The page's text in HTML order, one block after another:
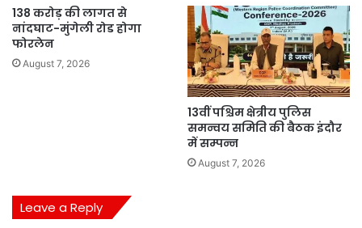
138 करोड़ की लागत से
नांदघाट-मुंगेली रोड होगा
फोरलेन
August 7, 2026
13वीं पश्चिम क्षेत्रीय पुलिस
समन्वय समिति की बैठक इंदौर
में सम्पन्न
August 7, 2026
Leave a Reply